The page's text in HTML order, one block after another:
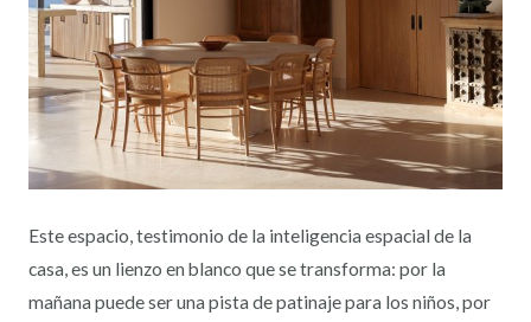
Este espacio, testimonio de la inteligencia espacial de la
casa, es un lienzo en blanco que se transforma: por la
mañana puede ser una pista de patinaje para los niños, por